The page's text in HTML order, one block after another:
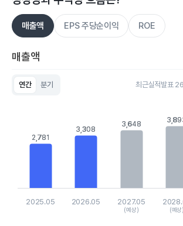
매출액 EPS 주당순이익 ROE
매출액
연간 분기 최근실적발표
The chart has 1 X axis displaying
The chart has 1 Y axis displaying values.
2,781
2,781
3,308
3,308
3,648
3,648
2025.05 2026.05 2027.05
(예상) (예상)